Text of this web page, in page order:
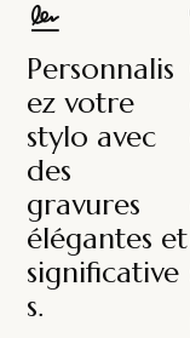
Personnalis
ez votre
stylo avec
des
gravures
élégantes et
significative
s.